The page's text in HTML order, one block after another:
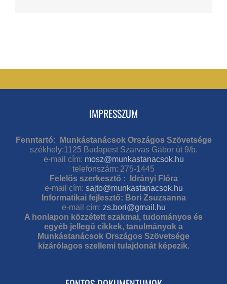
IMPRESSZUM
Fenntartó: Munkástanácsok Országos Szövetsége
székhely:1125 Budapest Szarvas Gábor út 9/b.
e-mail cím: mosz@munkastanacsok.hu
telefonszám: 275-1445
Felelős szerkesztő : Idrányi Flóra
e-mail cím: sajto@munkastanacsok.hu
Informatikai fejlesztő: Bori Zsuzsanna
e-mail cím: zs.bori@gmail.hu
A honlapon közzétett szakmai, tudományos és
egyéb jellegű cikkek, tanulmányok a
Munkástanácsok Országos Szövetsége
kizárólagos szellemi tulajdonát képezik.